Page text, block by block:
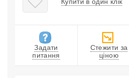
Купити в один клік
Задати
питання
Стежити за
ціною